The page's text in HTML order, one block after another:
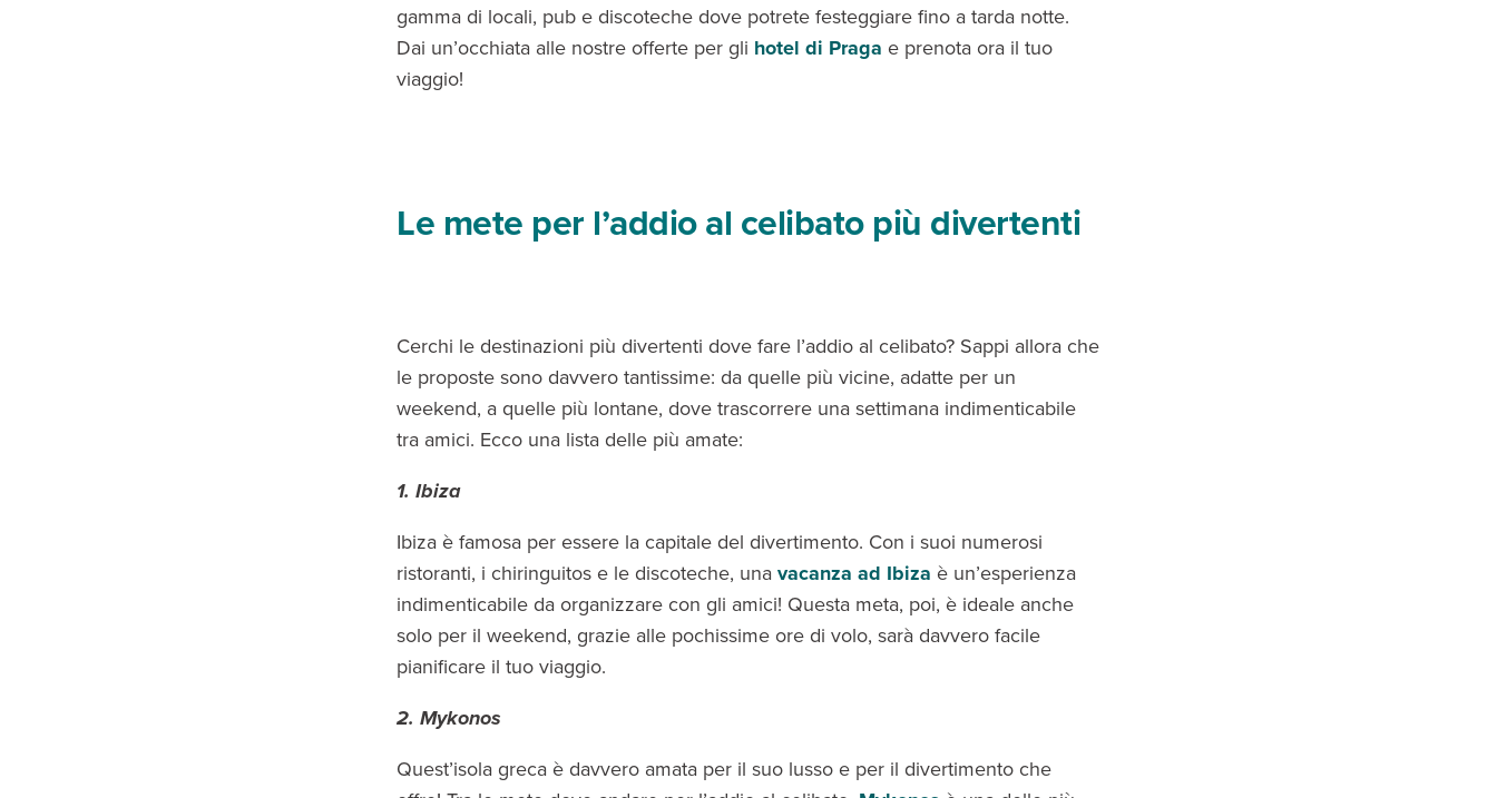
gamma di locali, pub e discoteche dove potrete festeggiare fino a tarda notte.
Dai un’occhiata alle nostre offerte per gli hotel di Praga e prenota ora il tuo
viaggio!
Le mete per l’addio al celibato più divertenti
Cerchi le destinazioni più divertenti dove fare l’addio al celibato? Sappi allora che
le proposte sono davvero tantissime: da quelle più vicine, adatte per un
weekend, a quelle più lontane, dove trascorrere una settimana indimenticabile
tra amici. Ecco una lista delle più amate:
1. Ibiza
Ibiza è famosa per essere la capitale del divertimento. Con i suoi numerosi
ristoranti, i chiringuitos e le discoteche, una vacanza ad Ibiza è un’esperienza
indimenticabile da organizzare con gli amici! Questa meta, poi, è ideale anche
solo per il weekend, grazie alle pochissime ore di volo, sarà davvero facile
pianificare il tuo viaggio.
2. Mykonos
Quest’isola greca è davvero amata per il suo lusso e per il divertimento che